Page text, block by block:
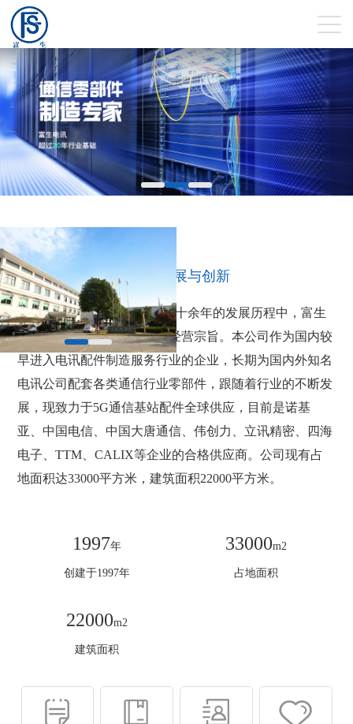
富生25年来
专注于通信行业零部件发展与创新
公司创建于1997年，在二十余年的发展历程中，富生
坚持以人为本，务实求精的经营宗旨。本公司作为国内较
早进入电讯配件制造服务行业的企业，长期为国内外知名
电讯公司配套各类通信行业零部件，跟随着行业的不断发
展，现致力于5G通信基站配件全球供应，目前是诺基
亚、中国电信、中国大唐通信、伟创力、立讯精密、四海
电子、TTM、CALIX等企业的合格供应商。公司现有占
地面积达33000平方米，建筑面积22000平方米。
1997年
创建于1997年
33000m2
占地面积
22000m2
建筑面积